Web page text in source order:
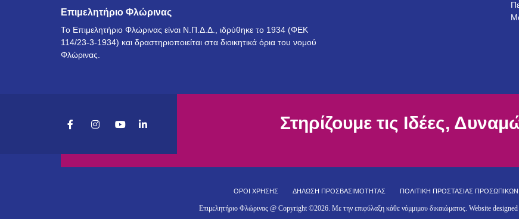
Επιμελητήριο Φλώρινας
Το Επιμελητήριο Φλώρινας είναι Ν.Π.Δ.Δ., ιδρύθηκε το 1934 (ΦΕΚ
114/23-3-1934) και δραστηριοποιείται στα διοικητικά όρια του νομού
Φλώρινας.
Στηρίζουμε τις Ιδέες,
ΟΡΟΙ ΧΡΗΣΗΣ ΔΗΛΩΣΗ ΠΡΟΣΒΑΣΙΜΟΤΗΤΑΣ ΠΟΛΙΤΙΚΗ ΠΡΟΣΤΑΣΙΑΣ
Επιμελητήριο Φλώρινας @ Copyright ©2026. Με την επιφύλαξη κάθε νόμμιμου δικαιώματος. Website